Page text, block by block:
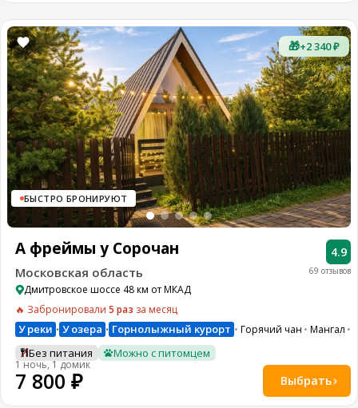
🎁+2 340 ₽
БЫСТРО БРОНИРУЮТ
69 отзывов
4.9
А фреймы у Сорочан
Московская область
Дмитровское шоссе 48 км от МКАД
🔥 Забронировали 5 раз за месяц
У реки • У озера • Горнолыжный курорт Горячий чан Мангал
Без питания Можно с питомцем
1 ночь, 1 домик
7 800 ₽ Выбрать